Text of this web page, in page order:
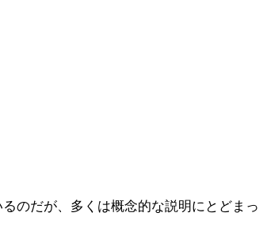
のだが、多くは概念的な説明にとどまっ